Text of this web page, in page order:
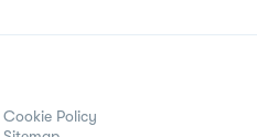
Cookie Policy